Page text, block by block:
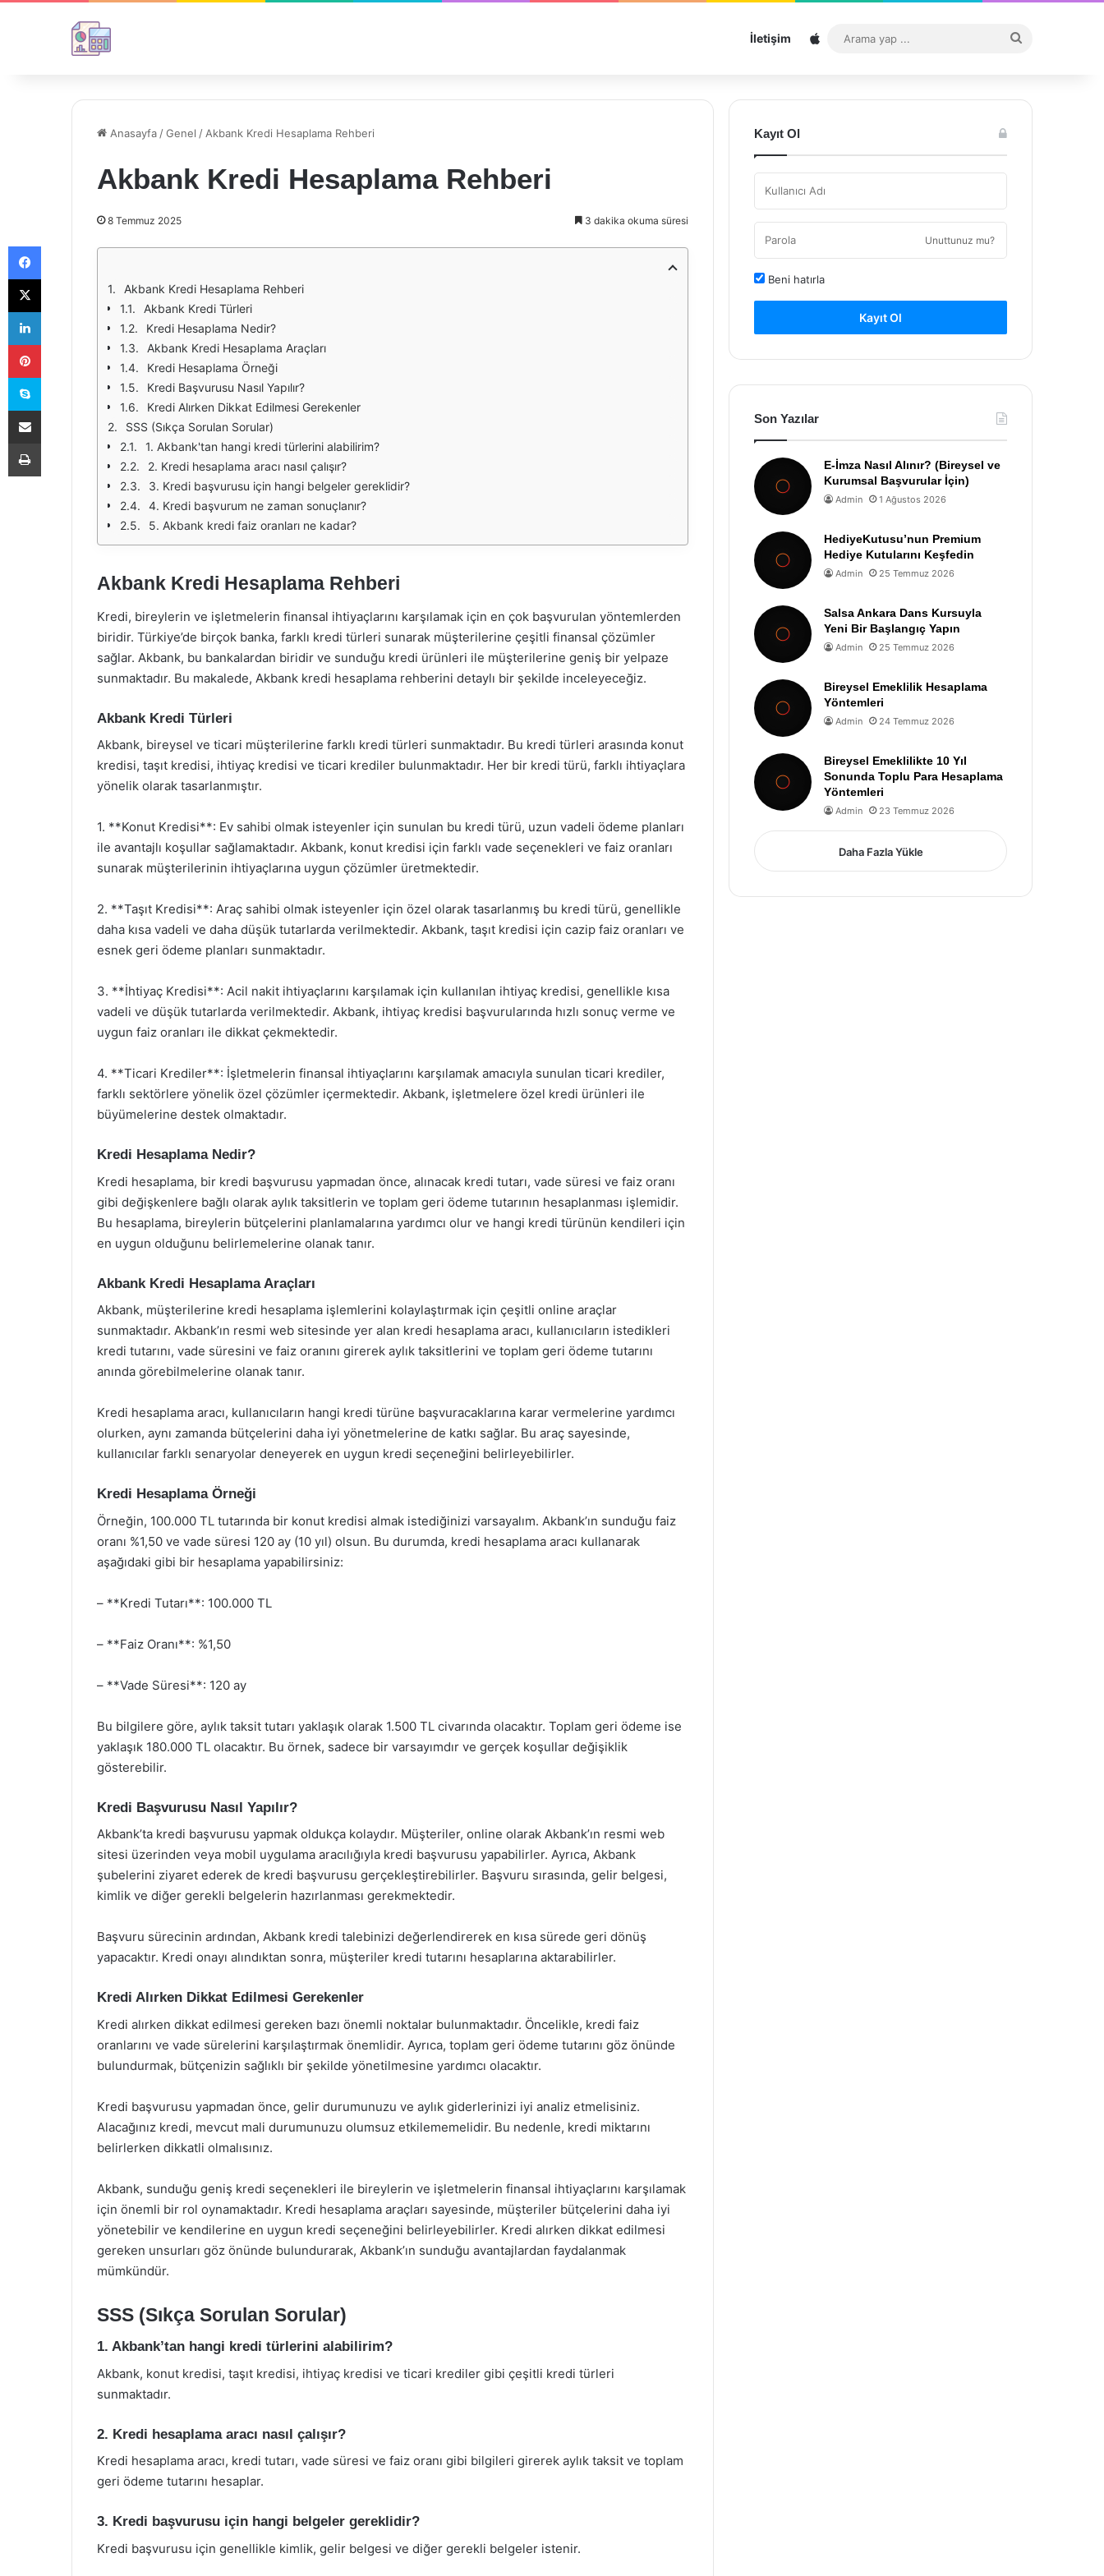
İletişim Sitemap
...
Anasayfa /Genel / Akbank Kredi Hesaplama Rehberi
Akbank Kredi Hesaplama Rehberi
8 Temmuz 2025 3 dakika okuma süresi
Akbank Kredi Hesaplama Rehberi
Akbank Kredi Türleri
Kredi Hesaplama Nedir?
Akbank Kredi Hesaplama Araçları
Kredi Hesaplama Örneği
Kredi Başvurusu Nasıl Yapılır?
Kredi Alırken Dikkat Edilmesi Gerekenler
SSS (Sıkça Sorulan Sorular)
1. Akbank'tan hangi kredi türlerini alabilirim?
2. Kredi hesaplama aracı nasıl çalışır?
3. Kredi başvurusu için hangi belgeler gereklidir?
4. Kredi başvurum ne zaman sonuçlanır?
5. Akbank kredi faiz oranları ne kadar?
Akbank Kredi Hesaplama Rehberi
Kredi, bireylerin ve işletmelerin finansal ihtiyaçlarını karşılamak için en çok başvurulan yöntemlerden
biridir. Türkiye’de birçok banka, farklı kredi türleri sunarak müşterilerine çeşitli finansal çözümler
sağlar. Akbank, bu bankalardan biridir ve sunduğu kredi ürünleri ile müşterilerine geniş bir yelpaze
sunmaktadır. Bu makalede, Akbank kredi hesaplama rehberini detaylı bir şekilde inceleyeceğiz.
Akbank Kredi Türleri
Akbank, bireysel ve ticari müşterilerine farklı kredi türleri sunmaktadır. Bu kredi türleri arasında konut
kredisi, taşıt kredisi, ihtiyaç kredisi ve ticari krediler bulunmaktadır. Her bir kredi türü, farklı ihtiyaçlara
yönelik olarak tasarlanmıştır.
1. **Konut Kredisi**: Ev sahibi olmak isteyenler için sunulan bu kredi türü, uzun vadeli ödeme planları
ile avantajlı koşullar sağlamaktadır. Akbank, konut kredisi için farklı vade seçenekleri ve faiz oranları
sunarak müşterilerinin ihtiyaçlarına uygun çözümler üretmektedir.
2. **Taşıt Kredisi**: Araç sahibi olmak isteyenler için özel olarak tasarlanmış bu kredi türü, genellikle
daha kısa vadeli ve daha düşük tutarlarda verilmektedir. Akbank, taşıt kredisi için cazip faiz oranları ve
esnek geri ödeme planları sunmaktadır.
3. **İhtiyaç Kredisi**: Acil nakit ihtiyaçlarını karşılamak için kullanılan ihtiyaç kredisi, genellikle kısa
vadeli ve düşük tutarlarda verilmektedir. Akbank, ihtiyaç kredisi başvurularında hızlı sonuç verme ve
uygun faiz oranları ile dikkat çekmektedir.
4. **Ticari Krediler**: İşletmelerin finansal ihtiyaçlarını karşılamak amacıyla sunulan ticari krediler,
farklı sektörlere yönelik özel çözümler içermektedir. Akbank, işletmelere özel kredi ürünleri ile
büyümelerine destek olmaktadır.
Kredi Hesaplama Nedir?
Kredi hesaplama, bir kredi başvurusu yapmadan önce, alınacak kredi tutarı, vade süresi ve faiz oranı
gibi değişkenlere bağlı olarak aylık taksitlerin ve toplam geri ödeme tutarının hesaplanması işlemidir.
Bu hesaplama, bireylerin bütçelerini planlamalarına yardımcı olur ve hangi kredi türünün kendileri için
en uygun olduğunu belirlemelerine olanak tanır.
Akbank Kredi Hesaplama Araçları
Akbank, müşterilerine kredi hesaplama işlemlerini kolaylaştırmak için çeşitli online araçlar
sunmaktadır. Akbank’ın resmi web sitesinde yer alan kredi hesaplama aracı, kullanıcıların istedikleri
kredi tutarını, vade süresini ve faiz oranını girerek aylık taksitlerini ve toplam geri ödeme tutarını
anında görebilmelerine olanak tanır.
Kredi hesaplama aracı, kullanıcıların hangi kredi türüne başvuracaklarına karar vermelerine yardımcı
olurken, aynı zamanda bütçelerini daha iyi yönetmelerine de katkı sağlar. Bu araç sayesinde,
kullanıcılar farklı senaryolar deneyerek en uygun kredi seçeneğini belirleyebilirler.
Kredi Hesaplama Örneği
Örneğin, 100.000 TL tutarında bir konut kredisi almak istediğinizi varsayalım. Akbank’ın sunduğu faiz
oranı %1,50 ve vade süresi 120 ay (10 yıl) olsun. Bu durumda, kredi hesaplama aracı kullanarak
aşağıdaki gibi bir hesaplama yapabilirsiniz:
– **Kredi Tutarı**: 100.000 TL
– **Faiz Oranı**: %1,50
– **Vade Süresi**: 120 ay
Bu bilgilere göre, aylık taksit tutarı yaklaşık olarak 1.500 TL civarında olacaktır. Toplam geri ödeme ise
yaklaşık 180.000 TL olacaktır. Bu örnek, sadece bir varsayımdır ve gerçek koşullar değişiklik
gösterebilir.
Kredi Başvurusu Nasıl Yapılır?
Akbank’ta kredi başvurusu yapmak oldukça kolaydır. Müşteriler, online olarak Akbank’ın resmi web
sitesi üzerinden veya mobil uygulama aracılığıyla kredi başvurusu yapabilirler. Ayrıca, Akbank
şubelerini ziyaret ederek de kredi başvurusu gerçekleştirebilirler. Başvuru sırasında, gelir belgesi,
kimlik ve diğer gerekli belgelerin hazırlanması gerekmektedir.
Başvuru sürecinin ardından, Akbank kredi talebinizi değerlendirerek en kısa sürede geri dönüş
yapacaktır. Kredi onayı alındıktan sonra, müşteriler kredi tutarını hesaplarına aktarabilirler.
Kredi Alırken Dikkat Edilmesi Gerekenler
Kredi alırken dikkat edilmesi gereken bazı önemli noktalar bulunmaktadır. Öncelikle, kredi faiz
oranlarını ve vade sürelerini karşılaştırmak önemlidir. Ayrıca, toplam geri ödeme tutarını göz önünde
bulundurmak, bütçenizin sağlıklı bir şekilde yönetilmesine yardımcı olacaktır.
Kredi başvurusu yapmadan önce, gelir durumunuzu ve aylık giderlerinizi iyi analiz etmelisiniz.
Alacağınız kredi, mevcut mali durumunuzu olumsuz etkilememelidir. Bu nedenle, kredi miktarını
belirlerken dikkatli olmalısınız.
Akbank, sunduğu geniş kredi seçenekleri ile bireylerin ve işletmelerin finansal ihtiyaçlarını karşılamak
için önemli bir rol oynamaktadır. Kredi hesaplama araçları sayesinde, müşteriler bütçelerini daha iyi
yönetebilir ve kendilerine en uygun kredi seçeneğini belirleyebilirler. Kredi alırken dikkat edilmesi
gereken unsurları göz önünde bulundurarak, Akbank’ın sunduğu avantajlardan faydalanmak
mümkündür.
SSS (Sıkça Sorulan Sorular)
1. Akbank’tan hangi kredi türlerini alabilirim?
Akbank, konut kredisi, taşıt kredisi, ihtiyaç kredisi ve ticari krediler gibi çeşitli kredi türleri
sunmaktadır.
2. Kredi hesaplama aracı nasıl çalışır?
Kredi hesaplama aracı, kredi tutarı, vade süresi ve faiz oranı gibi bilgileri girerek aylık taksit ve toplam
geri ödeme tutarını hesaplar.
3. Kredi başvurusu için hangi belgeler gereklidir?
Kredi başvurusu için genellikle kimlik, gelir belgesi ve diğer gerekli belgeler istenir.
Kayıt Ol
Unuttunuz mu?
Beni hatırla
Kayıt Ol
Son Yazılar
E-İmza Nasıl Alınır? (Bireysel ve
Kurumsal Başvurular İçin)
Admin 1 Ağustos 2026
HediyeKutusu’nun Premium
Hediye Kutularını Keşfedin
Admin 25 Temmuz 2026
Salsa Ankara Dans Kursuyla
Yeni Bir Başlangıç Yapın
Admin 25 Temmuz 2026
Bireysel Emeklilik Hesaplama
Yöntemleri
Admin 24 Temmuz 2026
Bireysel Emeklilikte 10 Yıl
Sonunda Toplu Para Hesaplama
Yöntemleri
Admin 23 Temmuz 2026
Daha Fazla Yükle
Facebook
X
LinkedIn
Pinterest
Skype
E-Posta ile paylaş